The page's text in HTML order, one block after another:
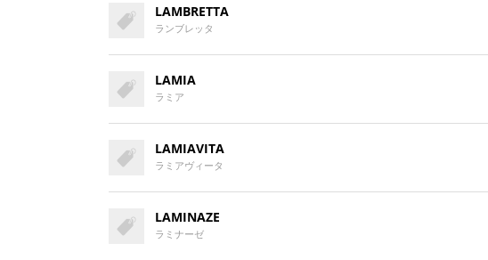
LAMBRETTA
ランブレッタ
LAMIA
ラミア
LAMIAVITA
ラミアヴィータ
LAMINAZE
ラミナーゼ